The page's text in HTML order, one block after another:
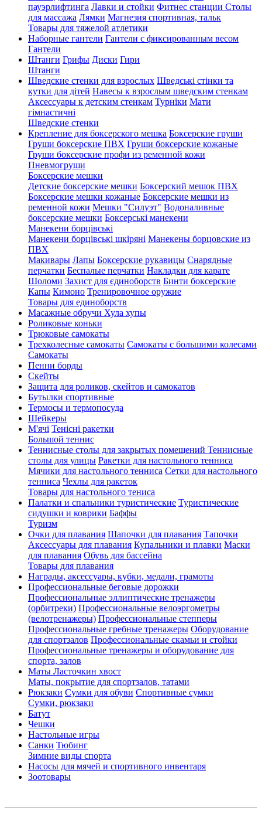
пауэрлифтинга Лавки и стойки Фитнес станции Столы
для массажа Лямки Магнезия спортивная, тальк
Товары для тяжелой атлетики
Наборные гантели Гантели с фиксированным весом
Гантели
Штанги Грифы Диски Гири
Штанги
Шведские стенки для взрослых Шведські стінки та
кутки для дітей Навесы к взрослым шведским стенкам
Аксессуары к детским стенкам Турніки Мати
гімнастичні
Шведские стенки
Крепление для боксерского мешка Боксерские груши
Груши боксерские ПВХ Груши боксерские кожаные
Груши боксерские профи из ременной кожи
Пневмогруши
Боксерские мешки
Детские боксерские мешки Боксерский мешок ПВХ
Боксерские мешки кожаные Боксерские мешки из
ременной кожи Мешки "Силуэт" Водоналивные
боксерские мешки Боксерські манекени
Манекени борцівські
Манекени борцівські шкіряні Манекены борцовские из
ПВХ
Макивары Лапы Боксерские рукавицы Снарядные
перчатки Беспалые перчатки Накладки для карате
Шоломи Захист для єдиноборств Бинти боксерские
Капы Кимоно Тренировочное оружие
Товары для единоборств
Масажные обручи Хула хупы
Роликовые коньки
Трюковые самокаты
Трехколесные самокаты Самокаты с большими колесами
Cамокаты
Пенни борды
Скейты
Защита для роликов, скейтов и самокатов
Бутылки спортивные
Термосы и термопосуда
Шейкеры
М'ячі Тенісні ракетки
Большой теннис
Теннисные столы для закрытых помещений Теннисные
столы для улицы Ракетки для настольного тенниса
Мячики для настольного тенниса Сетки для настольного
тенниса Чехлы для ракеток
Товары для настольного тениса
Палатки и спальники туристические Туристические
сидушки и коврики Баффы
Туризм
Очки для плавания Шапочки для плавания Тапочки
Аксессуары для плавания Купальники и плавки Маски
для плавания Обувь для бассейна
Товары для плавания
Награды, аксессуары, кубки, медали, грамоты
Профессиональные беговые дорожки
Профессиональные эллиптические тренажеры
(орбитреки) Профессиональные велоэргометры
(велотренажеры) Профессиональные cтепперы
Профессиональные гребные тренажеры Оборудование
для спортзалов Профессиональные скамьи и стойки
Профессиональные тренажеры и оборудование для
спорта, залов
Маты Ласточкин хвост
Маты, покрытие для спортзалов, татами
Рюкзаки Сумки для обуви Спортивные сумки
Сумки, рюкзаки
Батут
Чешки
Настольные игры
Санки Тюбинг
Зимние виды спорта
Насосы для мячей и спортивного инвентаря
Зоотовары